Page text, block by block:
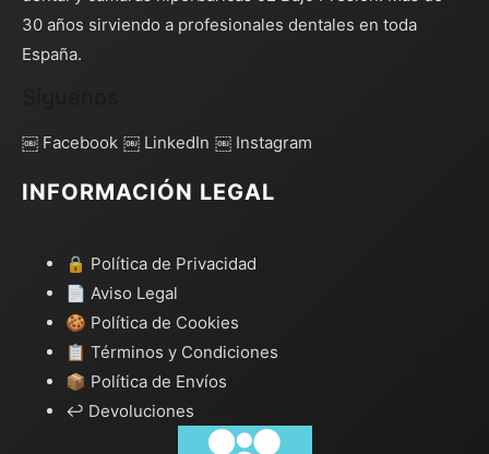
30 años sirviendo a profesionales dentales en toda
España.
￼ Facebook ￼ LinkedIn ￼ Instagram
INFORMACIÓN LEGAL
🔒 Política de Privacidad
📄 Aviso Legal
🍪 Política de Cookies
📋 Términos y Condiciones
📦 Política de Envíos
↩️ Devoluciones